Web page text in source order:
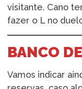
visitante. Cano
fazer o L no
BANCO
Vamos indicar